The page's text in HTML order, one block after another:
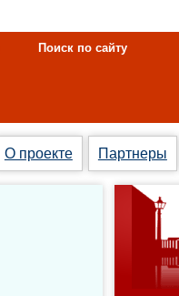
Поиск по сайту
О проекте Партнеры